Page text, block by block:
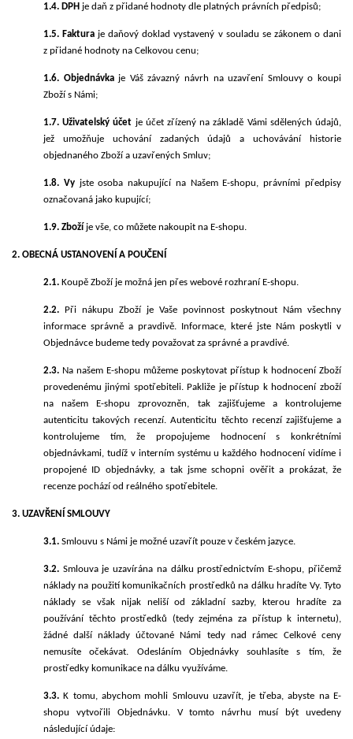
1.4. DPH je daň z přidané hodnoty dle platných právních předpisů;
1.5. Faktura je daňový doklad vystavený v souladu se zákonem o dani
z přidané hodnoty na Celkovou cenu;
1.6. Objednávkaje Váš závazný návrh na uzavření Smlouvy o koupi
Zboží s Námi;
1.7. Uživatelský účet je účet zřízený na základě Vámi sdělených údajů,
jež umožňuje uchování zadaných údajů a uchovávání historie
objednaného Zboží a uzavřených Smluv;
1.8. Vyjste osoba nakupující na Našem E-shopu, právními předpisy
označovaná jako kupující;
1.9. Zboží je vše, co můžete nakoupit na E-shopu.
2. OBECNÁ USTANOVENÍ A POUČENÍ
2.1. Koupě Zboží je možná jen přes webové rozhraní E-shopu.
2.2. Při nákupu Zboží je Vaše povinnost poskytnout Nám všechny
informace správně a pravdivě. Informace, které jste Nám poskytli v
Objednávce budeme tedy považovat za správné a pravdivé.
2.3. Na našem E-shopu můžeme poskytovat přístup k hodnocení Zboží
provedenému jinými spotřebiteli. Pakliže je přístup k hodnocení zboží
na našem E-shopu zprovozněn, tak zajišťujeme a kontrolujeme
autenticitu takových recenzí. Autenticitu těchto recenzí zajišťujeme a
kontrolujeme tím, že propojujeme hodnocení s konkrétními
objednávkami, tudíž v interním systému u každého hodnocení vidíme i
propojené ID objednávky, a tak jsme schopni ověřit a prokázat, že
recenze pochází od reálného spotřebitele.
3. UZAVŘENÍ SMLOUVY
3.1. Smlouvu s Námi je možné uzavřít pouze v českém jazyce.
3.2. Smlouva je uzavírána na dálku prostřednictvím E-shopu, přičemž
náklady na použití komunikačních prostředků na dálku hradíte Vy. Tyto
náklady se však nijak neliší od základní sazby, kterou hradíte za
používání těchto prostředků (tedy zejména za přístup k internetu),
žádné další náklady účtované Námi tedy nad rámec Celkové ceny
nemusíte očekávat. Odesláním Objednávky souhlasíte s tím, že
prostředky komunikace na dálku využíváme.
3.3.K tomu, abychom mohli Smlouvu uzavřít, je třeba, abyste na E-
shopu vytvořili Objednávku. V tomto návrhu musí být uvedeny
následující údaje: